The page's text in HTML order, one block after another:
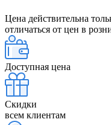
Цена действительна
отличаться от цен в
Доступная цена
Скидки
всем клиентам